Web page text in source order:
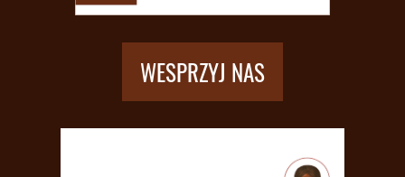
WESPRZYJ NAS